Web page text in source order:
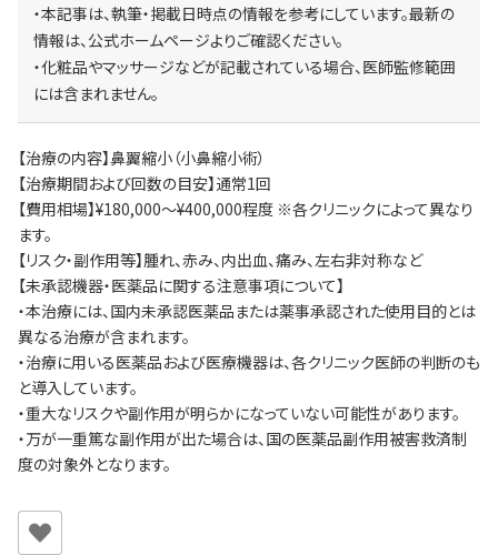
・本記事は、執筆・掲載日時点の情報を参考にしています。最新の
情報は、公式ホームページよりご確認ください。
・化粧品やマッサージなどが記載されている場合、医師監修範囲
には含まれません。
【治療の内容】鼻翼縮小（小鼻縮小術）
【治療期間および回数の目安】通常1回
【費用相場】¥180,000～¥400,000程度 ※各クリニックによって異なり
ます。
【リスク・副作用等】腫れ、赤み、内出血、痛み、左右非対称など
【未承認機器・医薬品に関する注意事項について】
・本治療には、国内未承認医薬品または薬事承認された使用目的とは
異なる治療が含まれます。
・治療に用いる医薬品および医療機器は、各クリニック医師の判断のも
と導入しています。
・重大なリスクや副作用が明らかになっていない可能性があります。
・万が一重篤な副作用が出た場合は、国の医薬品副作用被害救済制
度の対象外となります。